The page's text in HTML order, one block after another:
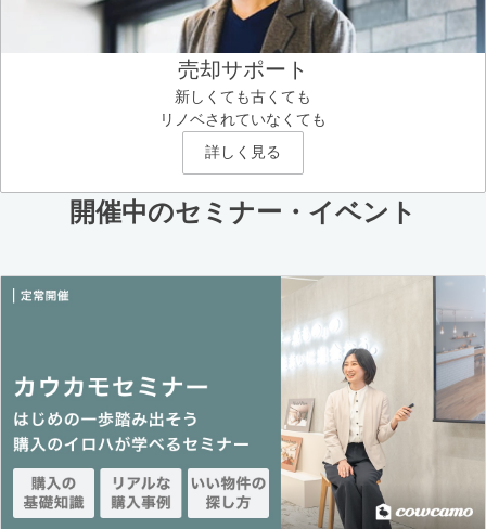
売却サポート
新しくても古くても
リノベされていなくても
詳しく見る
開催中のセミナー・イベント